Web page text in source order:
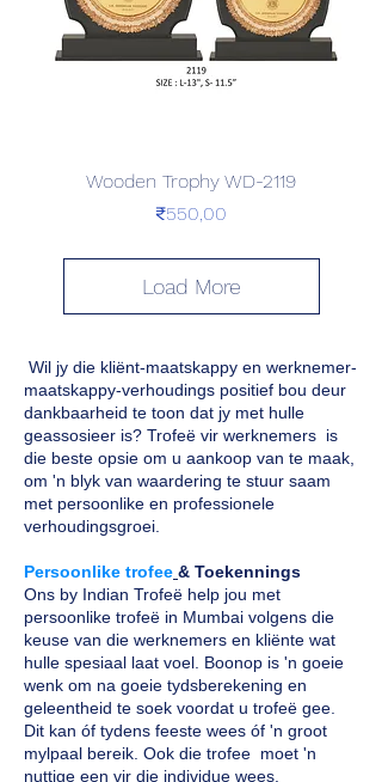
Wooden Trophy WD-2119
Price
₹550,00
Load More
Wil jy die kliënt-maatskappy en werknemer-
maatskappy-verhoudings positief bou deur
dankbaarheid te toon dat jy met hulle
geassosieer is? Trofeë vir werknemers is
die beste opsie om u aankoop van te maak,
om 'n blyk van waardering te stuur saam
met persoonlike en professionele
verhoudingsgroei.
Persoonlike trofee & Toekennings
Ons by Indian Trofeë help jou met
persoonlike trofeë in Mumbai volgens die
keuse van die werknemers en kliënte wat
hulle spesiaal laat voel. Boonop is 'n goeie
wenk om na goeie tydsberekening en
geleentheid te soek voordat u trofeë gee.
Dit kan óf tydens feeste wees óf 'n groot
mylpaal bereik. Ook die trofee moet 'n
nuttige een vir die individue wees.